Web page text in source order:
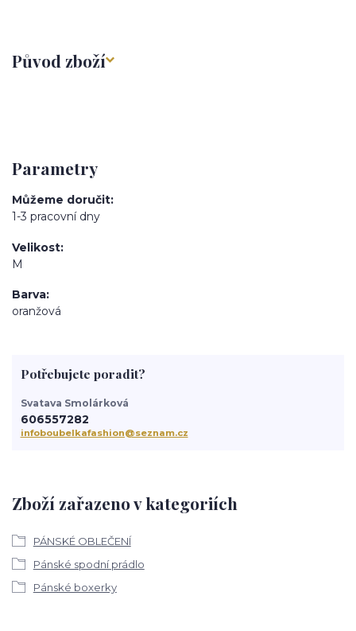
Původ zboží
Parametry
Můžeme doručit
1-3 pracovní dny
Velikost
M
Barva
oranžová
Zboží zařazeno v kategoriích
PÁNSKÉ OBLEČENÍ
Pánské spodní prádlo
Pánské boxerky
Potřebujete poradit?
Svatava Smolárková
606557282
infoboubelkafashion@seznam.cz